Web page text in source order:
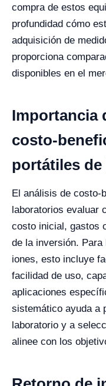
compra de estos
profundidad cómo
adquisición de
proporciona
disponibles en el
Importancia
costo-
portátiles de
El análisis de costo-
laboratorios evaluar
costo inicial, gastos
de la inversión.
iones, esto incluye
facilidad de uso,
aplicaciones
sistemático ayuda a
laboratorio y a
alinee con los